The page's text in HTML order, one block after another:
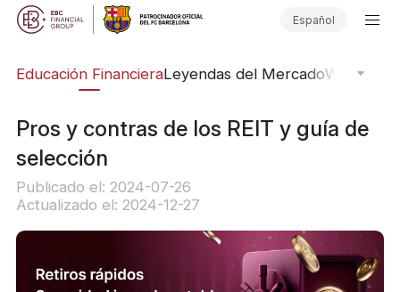
Español
Educación FinancieraLeyendas del MercadoWebinars
Pros y contras de los REIT y guía de
selección
Publicado el: 2024-07-26
Actualizado el: 2024-12-27